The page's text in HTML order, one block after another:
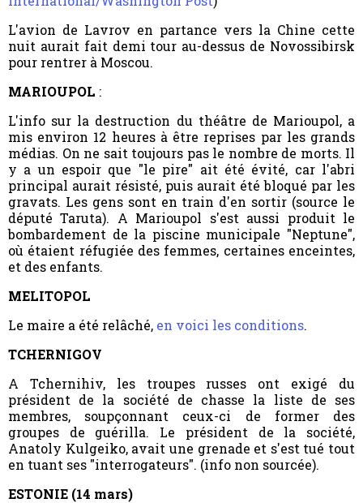
L'avion de Lavrov en partance vers la Chine cette
nuit aurait fait demi tour au-dessus de Novossibirsk
pour rentrer à Moscou.
MARIOUPOL :
L'info sur la destruction du théâtre de Marioupol, a
mis environ 12 heures à être reprises par les grands
médias. On ne sait toujours pas le nombre de morts. Il
y a un espoir que "le pire" ait été évité, car l'abri
principal aurait résisté, puis aurait été bloqué par les
gravats. Les gens sont en train d'en sortir (source le
député Taruta). A Marioupol s'est aussi produit le
bombardement de la piscine municipale "Neptune",
où étaient réfugiée des femmes, certaines enceintes,
et des enfants.
MELITOPOL
Le maire a été relâché, en voici les conditions.
TCHERNIGOV
A Tchernihiv, les troupes russes ont exigé du
président de la société de chasse la liste de ses
membres, soupçonnant ceux-ci de former des
groupes de guérilla. Le président de la société,
Anatoly Kulgeiko, avait une grenade et s'est tué tout
en tuant ses "interrogateurs". (info non sourcée).
ESTONIE (14 mars)